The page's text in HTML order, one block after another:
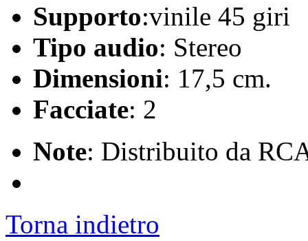
Supporto:vinile 45 giri
Tipo audio: Stereo
Dimensioni: 17,5 cm.
Facciate: 2
Note: Distribuito da
Torna indietro